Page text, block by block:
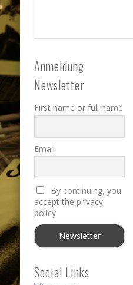
Anmeldung
Newsletter
First name or full name
Email
By continuing, you
accept the privacy
policy
Social Links